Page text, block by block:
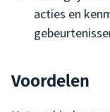
acties en
Voordelen